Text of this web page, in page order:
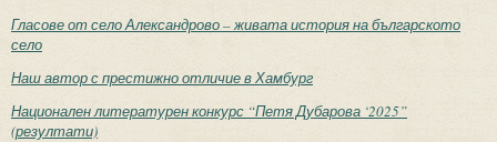
Гласове от село Александрово – живата история на българското
село
Наш автор с престижно отличие в Хамбург
Национален литературен конкурс “Петя Дубарова ‘2025”
(резултати)